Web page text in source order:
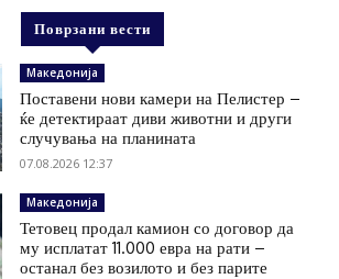
Поврзани вести
Македонија
Поставени нови камери на Пелистер –
ќе детектираат диви животни и други
случувања на планината
07.08.2026 12:37
Македонија
Тетовец продал камион со договор да
му исплатат 11.000 евра на рати –
останал без возилото и без парите